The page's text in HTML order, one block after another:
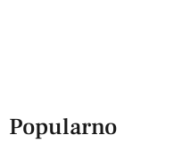
Popularno